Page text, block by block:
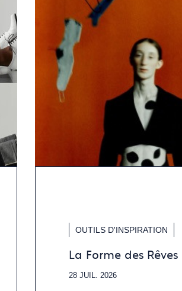
OUTILS D'INSPIRATION
La Forme des Rêves
28 JUIL. 2026